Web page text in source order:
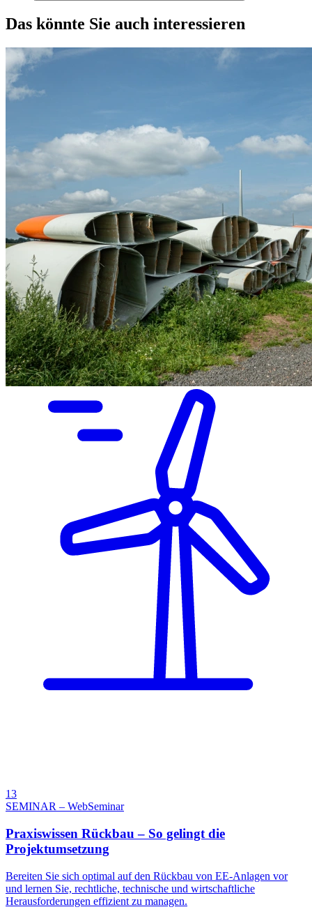
Das könnte Sie auch interessieren
13
SEMINAR – WebSeminar
Praxiswissen Rückbau – So gelingt die
Projektumsetzung
Bereiten Sie sich optimal auf den Rückbau von EE-Anlagen vor
und lernen Sie, rechtliche, technische und wirtschaftliche
Herausforderungen effizient zu managen.